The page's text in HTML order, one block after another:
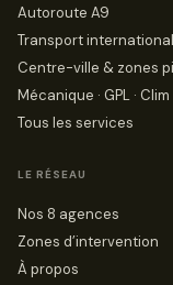
Autoroute A9
Transport international
Centre-ville & zones
Mécanique · GPL · Clim
Tous les services
LE RÉSEAU
Nos 8 agences
Zones d’intervention
À propos